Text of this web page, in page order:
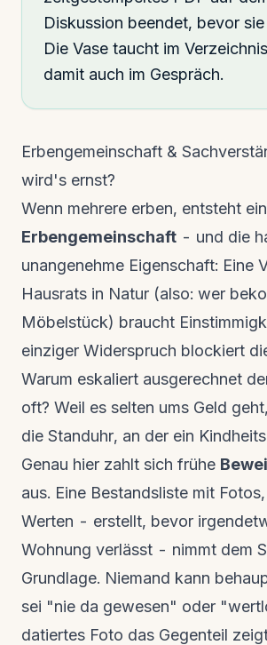
Diskussion beendet, bevor
Die Vase taucht im
damit auch im Gespräch.
Erbengemeinschaft &
wird's ernst?
Wenn mehrere erben, entsteht
Erbengemeinschaft - und die
unangenehme Eigenschaft: Eine
Hausrats in Natur (also: wer
Möbelstück) braucht
einziger Widerspruch blockiert
Warum eskaliert ausgerechnet
oft? Weil es selten ums Geld
die Standuhr, an der ein
Genau hier zahlt sich frühe
aus. Eine Bestandsliste mit
Werten - erstellt, bevor
Wohnung verlässt - nimmt dem
Grundlage. Niemand kann
sei "nie da gewesen" oder
datiertes Foto das Gegenteil